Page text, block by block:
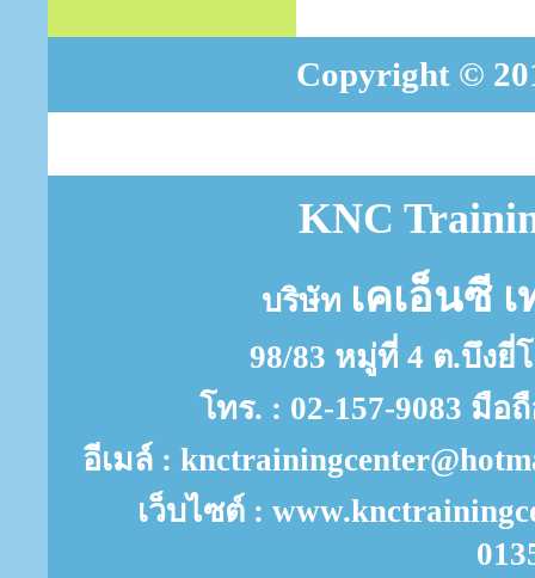
Copyright ©
KNC
บริษัท เคเอ็นซี
98/83 หมู่ที่ 4 ต.บึงยี่
โทร. : 02-157-9083 มือ
อีเมล์ :
เว็บไซต์ :